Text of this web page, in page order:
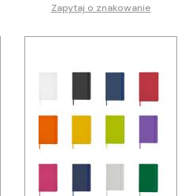
Zapytaj o znakowanie